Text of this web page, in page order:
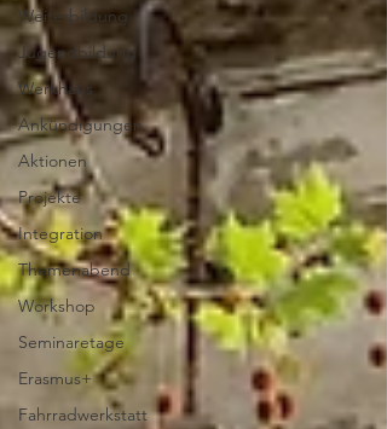
Weiterbildung
Jugendbildung
Werkhaus
Ankündigungen
Aktionen
Projekte
Integration
Themenabend
Workshop
Seminaretage
Erasmus+
Fahrradwerkstatt